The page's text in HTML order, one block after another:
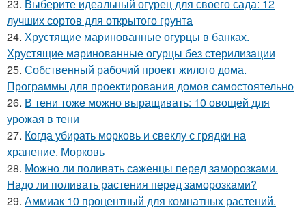
23. Выберите идеальный огурец для своего сада: 12
лучших сортов для открытого грунта
24. Хрустящие маринованные огурцы в банках.
Хрустящие маринованные огурцы без стерилизации
25. Собственный рабочий проект жилого дома.
Программы для проектирования домов самостоятельно
26. В тени тоже можно выращивать: 10 овощей для
урожая в тени
27. Когда убирать морковь и свеклу с грядки на
хранение. Морковь
28. Можно ли поливать саженцы перед заморозками.
Надо ли поливать растения перед заморозками?
29. Аммиак 10 процентный для комнатных растений.